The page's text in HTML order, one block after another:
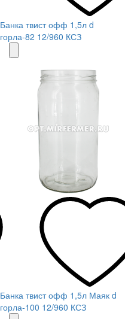
Банка твист офф 1,5л d
горла-82 12/960 КСЗ
Банка твист офф 1,5л Маяк d
горла-100 12/960 КСЗ